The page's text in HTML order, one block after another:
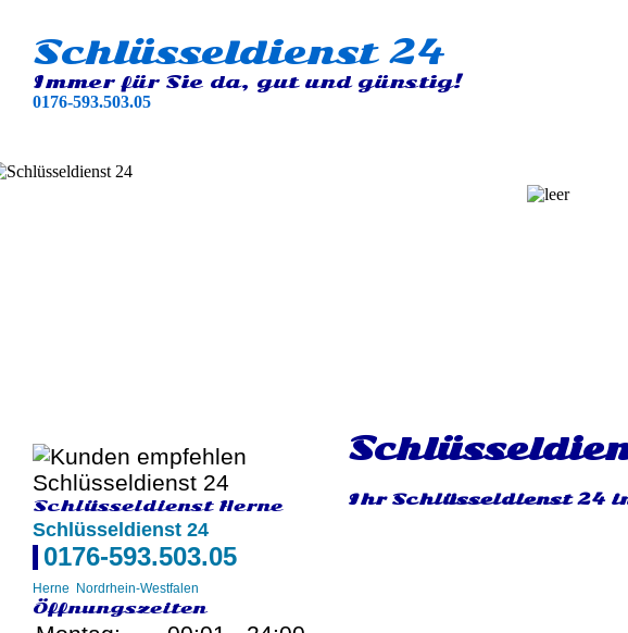
Schlüsseldienst 24
Immer für Sie da, gut und günstig!
0176-593.503.05
Schlüsseldienst Herne
Schlüsseldienst 24
0176-593.503.05
Herne Nordrhein-Westfalen
Öffnungszeiten
Ihr Schlüsseldienst 24